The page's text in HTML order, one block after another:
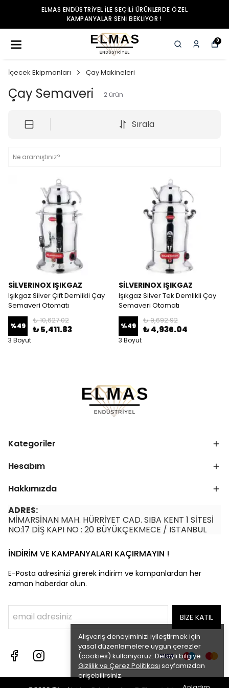
ELMAS ENDÜSTRIYEL ILE SEÇILI ÜRÜNLERDE ÖZEL
KAMPANYALAR SENI BEKLIYOR !
0
Alışveriş deneyiminizi iyileştirmek için
yasal düzenlemelere uygun çerezler
(cookies) kullanıyoruz. Detaylı bilgiye
Gizlilik ve Çerez Politikası sayfamızdan
erişebilirsiniz.
İçecek Ekipmanları Çay Makineleri
Çay Semaveri 2 ürün
Sırala
SİLVERINOX IŞIKGAZ
Işıkgaz Silver Çift Demlikli Çay
Semaveri Otomatı
%49
₺ 10,627.02
₺ 5,411.83
3 Boyut
SİLVERINOX IŞIKGAZ
Işıkgaz Silver Tek Demlikli Çay
Semaveri Otomatı
%49
₺ 9,692.92
₺ 4,936.04
3 Boyut
Kategoriler
Hesabım
Hakkımızda
ADRES:
MİMARSİNAN MAH. HÜRRİYET CAD. SIBA KENT 1 SİTESİ
NO:17 DİŞ KAPI NO : 20 BÜYÜKÇEKMECE / ISTANBUL
İNDİRİM VE KAMPANYALARI KAÇIRMAYIN !
E-Posta adresinizi girerek indirim ve kampanlardan her
zaman haberdar olun.
BİZE KATIL